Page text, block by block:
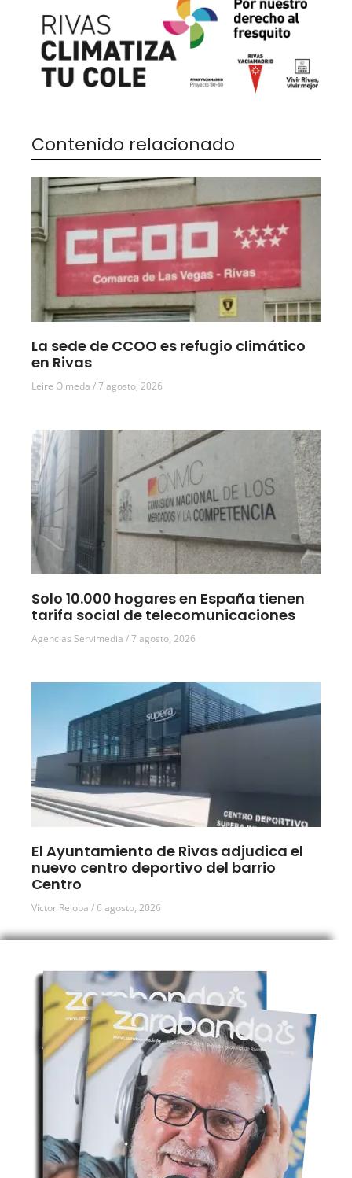
Contenido relacionado
La sede de CCOO es refugio climático
en Rivas
Leire Olmeda 7 agosto, 2026
Solo 10.000 hogares en España tienen
tarifa social de telecomunicaciones
Agencias Servimedia 7 agosto, 2026
El Ayuntamiento de Rivas adjudica el
nuevo centro deportivo del barrio
Centro
Víctor Reloba 6 agosto, 2026